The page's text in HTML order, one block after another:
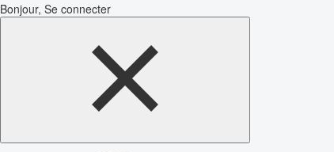
Bonjour, Se connecter